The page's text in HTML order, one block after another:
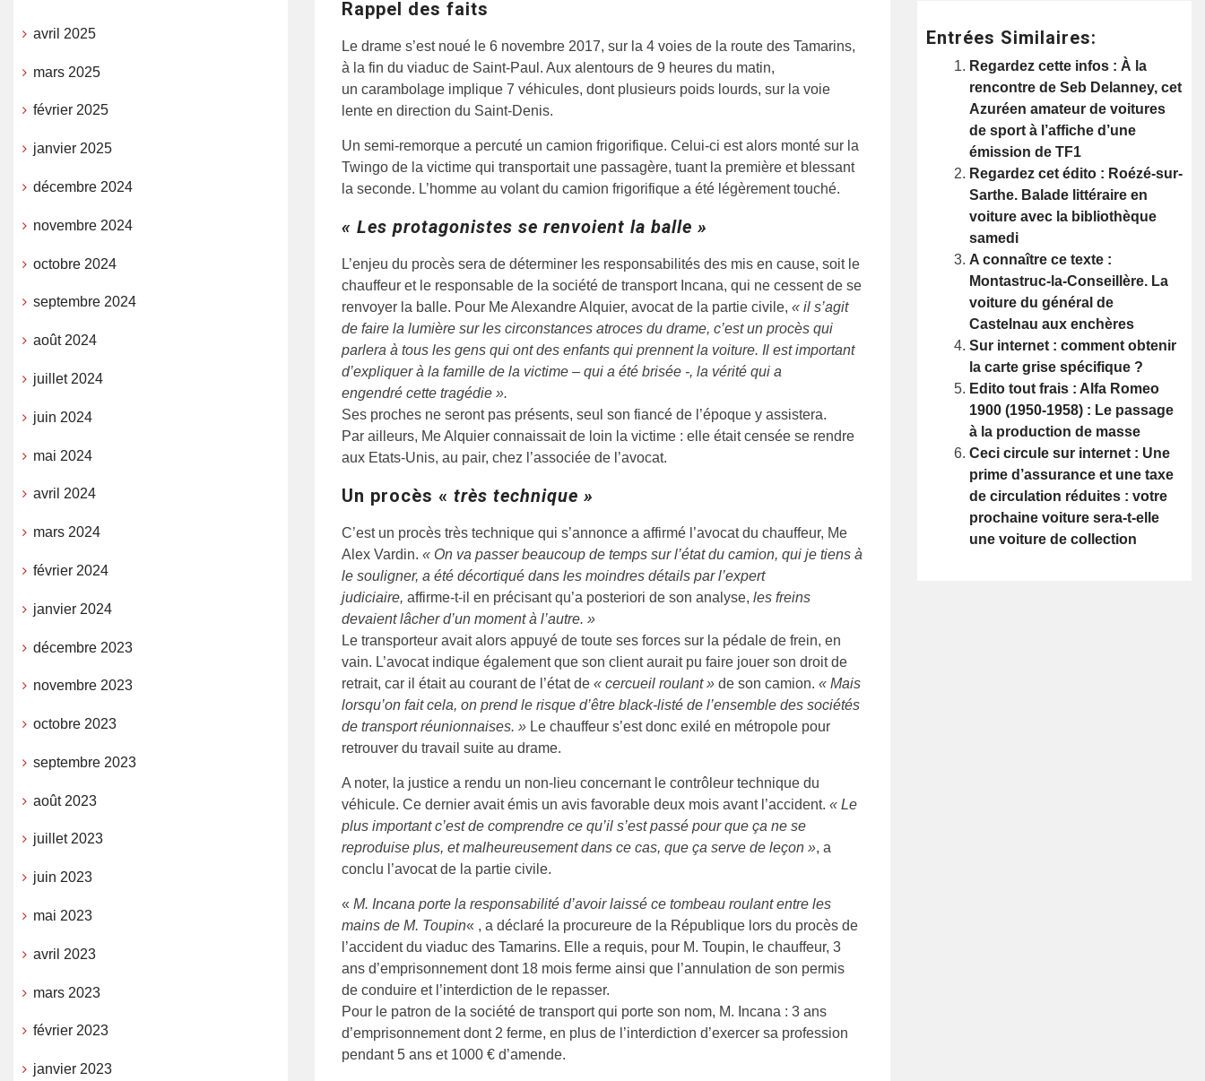
Rappel des faits
Le drame s’est noué le 6 novembre 2017, sur la 4 voies de la route des Tamarins,
à la fin du viaduc de Saint-Paul. Aux alentours de 9 heures du matin,
un carambolage implique 7 véhicules, dont plusieurs poids lourds, sur la voie
lente en direction du Saint-Denis.
Un semi-remorque a percuté un camion frigorifique. Celui-ci est alors monté sur la
Twingo de la victime qui transportait une passagère, tuant la première et blessant
la seconde. L’homme au volant du camion frigorifique a été légèrement touché.
« Les protagonistes se renvoient la balle »
L’enjeu du procès sera de déterminer les responsabilités des mis en cause, soit le
chauffeur et le responsable de la société de transport Incana, qui ne cessent de se
renvoyer la balle. Pour Me Alexandre Alquier, avocat de la partie civile, « il s’agit
de faire la lumière sur les circonstances atroces du drame, c’est un procès qui
parlera à tous les gens qui ont des enfants qui prennent la voiture. Il est important
d’expliquer à la famille de la victime – qui a été brisée -, la vérité qui a
engendré cette tragédie ».
Ses proches ne seront pas présents, seul son fiancé de l’époque y assistera.
Par ailleurs, Me Alquier connaissait de loin la victime : elle était censée se rendre
aux Etats-Unis, au pair, chez l’associée de l’avocat.
Un procès « très technique »
C’est un procès très technique qui s’annonce a affirmé l’avocat du chauffeur, Me
Alex Vardin. « On va passer beaucoup de temps sur l’état du camion, qui je tiens à
le souligner, a été décortiqué dans les moindres détails par l’expert
judiciaire, affirme-t-il en précisant qu’a posteriori de son analyse, les freins
devaient lâcher d’un moment à l’autre. »
Le transporteur avait alors appuyé de toute ses forces sur la pédale de frein, en
vain. L’avocat indique également que son client aurait pu faire jouer son droit de
retrait, car il était au courant de l’état de « cercueil roulant » de son camion. « Mais
lorsqu’on fait cela, on prend le risque d’être black-listé de l’ensemble des sociétés
de transport réunionnaises. » Le chauffeur s’est donc exilé en métropole pour
retrouver du travail suite au drame.
A noter, la justice a rendu un non-lieu concernant le contrôleur technique du
véhicule. Ce dernier avait émis un avis favorable deux mois avant l’accident. « Le
plus important c’est de comprendre ce qu’il s’est passé pour que ça ne se
reproduise plus, et malheureusement dans ce cas, que ça serve de leçon », a
conclu l’avocat de la partie civile.
« M. Incana porte la responsabilité d’avoir laissé ce tombeau roulant entre les
mains de M. Toupin« , a déclaré la procureure de la République lors du procès de
l’accident du viaduc des Tamarins. Elle a requis, pour M. Toupin, le chauffeur, 3
ans d’emprisonnement dont 18 mois ferme ainsi que l’annulation de son permis
de conduire et l’interdiction de le repasser.
Pour le patron de la société de transport qui porte son nom, M. Incana : 3 ans
d’emprisonnement dont 2 ferme, en plus de l’interdiction d’exercer sa profession
pendant 5 ans et 1000 € d’amende.
Entrées Similaires:
Regardez cette infos : À la
rencontre de Seb Delanney, cet
Azuréen amateur de voitures
de sport à l’affiche d’une
émission de TF1
Regardez cet édito : Roézé-sur-
Sarthe. Balade littéraire en
voiture avec la bibliothèque
samedi
A connaître ce texte :
Montastruc-la-Conseillère. La
voiture du général de
Castelnau aux enchères
Sur internet : comment obtenir
la carte grise spécifique ?
Edito tout frais : Alfa Romeo
1900 (1950-1958) : Le passage
à la production de masse
Ceci circule sur internet : Une
prime d’assurance et une taxe
de circulation réduites : votre
prochaine voiture sera-t-elle
une voiture de collection
avril 2025
mars 2025
février 2025
janvier 2025
décembre 2024
novembre 2024
octobre 2024
septembre 2024
août 2024
juillet 2024
juin 2024
mai 2024
avril 2024
mars 2024
février 2024
janvier 2024
décembre 2023
novembre 2023
octobre 2023
septembre 2023
août 2023
juillet 2023
juin 2023
mai 2023
avril 2023
mars 2023
février 2023
janvier 2023